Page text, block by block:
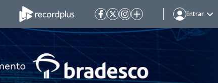
Entrar